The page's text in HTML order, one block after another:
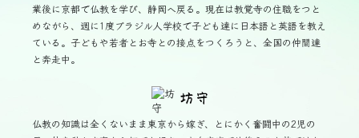
業後に京都で仏教を学び、静岡へ戻る。現在は教覚寺の住職をつと
めながら、週に1度ブラジル人学校で子ども達に日本語と英語を教え
ている。子どもや若者とお寺との接点をつくろうと、全国の仲間達
と奔走中。
仏教の知識は全くないまま東京から嫁ぎ、とにかく奮闘中の2児の